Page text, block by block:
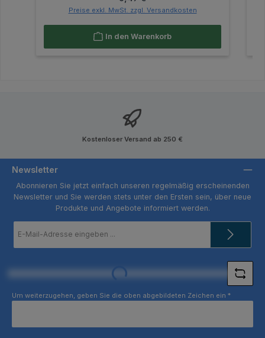
Preise exkl. MwSt. zzgl. Versandkosten
In den Warenkorb
Kostenloser Versand ab 250 €
Newsletter
Abonnieren Sie jetzt einfach unseren regelmäßig erscheinenden
Newsletter und Sie werden stets unter den Ersten sein, über neue
Produkte und Angebote informiert werden.
Mail-
Loading...
Um weiterzugehen, geben Sie die oben abgebildeten Zeichen ein *